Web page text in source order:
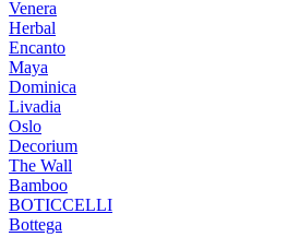
Venera
Herbal
Encanto
Maya
Dominica
Livadia
Oslo
Decorium
The Wall
Bamboo
BOTICCELLI
Bottega